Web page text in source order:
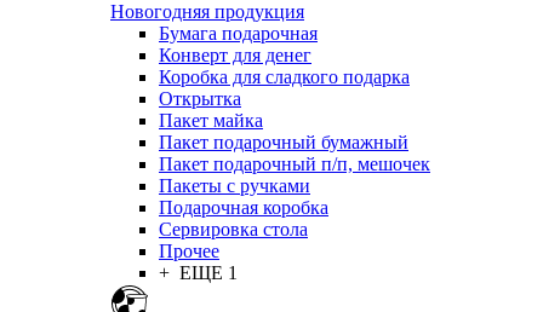
Новогодняя продукция
Бумага подарочная
Конверт для денег
Коробка для сладкого подарка
Открытка
Пакет майка
Пакет подарочный бумажный
Пакет подарочный п/п, мешочек
Пакеты с ручками
Подарочная коробка
Сервировка стола
Прочее
+ ЕЩЕ 1